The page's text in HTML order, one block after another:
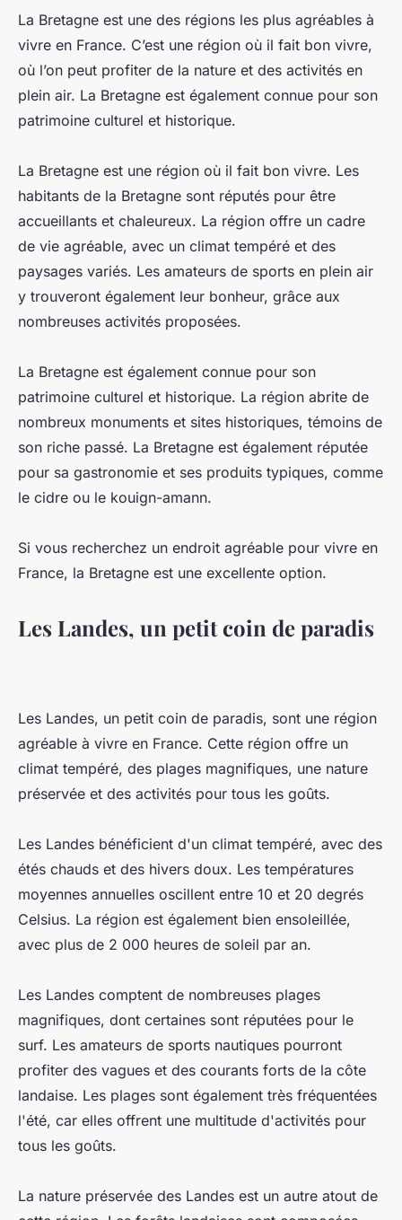
La Bretagne est une des régions les plus agréables à
vivre en France. C’est une région où il fait bon vivre,
où l’on peut profiter de la nature et des activités en
plein air. La Bretagne est également connue pour son
patrimoine culturel et historique.
La Bretagne est une région où il fait bon vivre. Les
habitants de la Bretagne sont réputés pour être
accueillants et chaleureux. La région offre un cadre
de vie agréable, avec un climat tempéré et des
paysages variés. Les amateurs de sports en plein air
y trouveront également leur bonheur, grâce aux
nombreuses activités proposées.
La Bretagne est également connue pour son
patrimoine culturel et historique. La région abrite de
nombreux monuments et sites historiques, témoins de
son riche passé. La Bretagne est également réputée
pour sa gastronomie et ses produits typiques, comme
le cidre ou le kouign-amann.
Si vous recherchez un endroit agréable pour vivre en
France, la Bretagne est une excellente option.
Les Landes, un petit coin de paradis
Les Landes, un petit coin de paradis, sont une région
agréable à vivre en France. Cette région offre un
climat tempéré, des plages magnifiques, une nature
préservée et des activités pour tous les goûts.
Les Landes bénéficient d'un climat tempéré, avec des
étés chauds et des hivers doux. Les températures
moyennes annuelles oscillent entre 10 et 20 degrés
Celsius. La région est également bien ensoleillée,
avec plus de 2 000 heures de soleil par an.
Les Landes comptent de nombreuses plages
magnifiques, dont certaines sont réputées pour le
surf. Les amateurs de sports nautiques pourront
profiter des vagues et des courants forts de la côte
landaise. Les plages sont également très fréquentées
l'été, car elles offrent une multitude d'activités pour
tous les goûts.
La nature préservée des Landes est un autre atout de